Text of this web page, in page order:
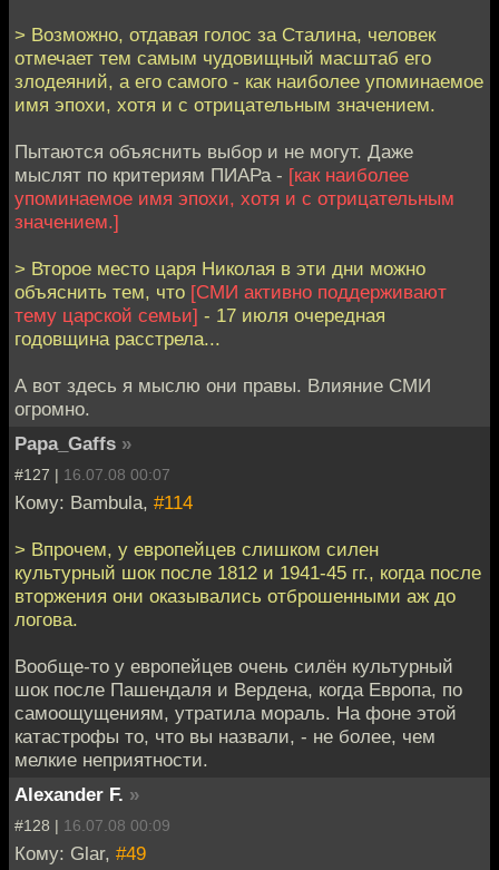
> Возможно, отдавая голос за Сталина, человек
отмечает тем самым чудовищный масштаб его
злодеяний, а его самого - как наиболее упоминаемое
имя эпохи, хотя и с отрицательным значением.
Пытаются объяснить выбор и не могут. Даже
мыслят по критериям ПИАРа - [как наиболее
упоминаемое имя эпохи, хотя и с отрицательным
значением.]
> Второе место царя Николая в эти дни можно
объяснить тем, что [СМИ активно поддерживают
тему царской семьи] - 17 июля очередная
годовщина расстрела...
А вот здесь я мыслю они правы. Влияние СМИ
огромно.
Papa_Gaffs »
#127 | 16.07.08 00:07
Кому: Bambula, #114
> Впрочем, у европейцев слишком силен
культурный шок после 1812 и 1941-45 гг., когда после
вторжения они оказывались отброшенными аж до
логова.
Вообще-то у европейцев очень силён культурный
шок после Пашендаля и Вердена, когда Европа, по
самоощущениям, утратила мораль. На фоне этой
катастрофы то, что вы назвали, - не более, чем
мелкие неприятности.
Alexander F. »
#128 | 16.07.08 00:09
Кому: Glar, #49